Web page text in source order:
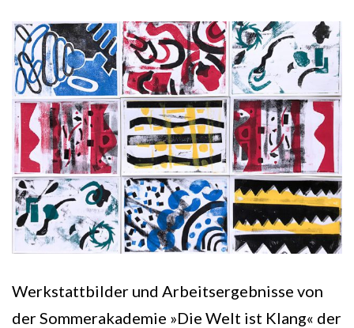
Werkstattbilder und Arbeitsergebnisse von
der Sommerakademie »Die Welt ist Klang« der